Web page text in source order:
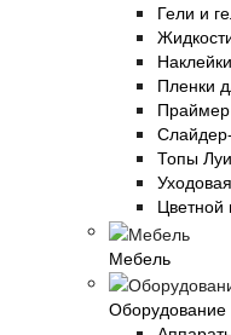
Гели и
Пленки
Топы
Цветной
Мебель
Оборудование